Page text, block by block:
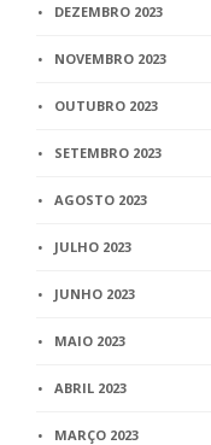
DEZEMBRO 2023
NOVEMBRO 2023
OUTUBRO 2023
SETEMBRO 2023
AGOSTO 2023
JULHO 2023
JUNHO 2023
MAIO 2023
ABRIL 2023
MARÇO 2023